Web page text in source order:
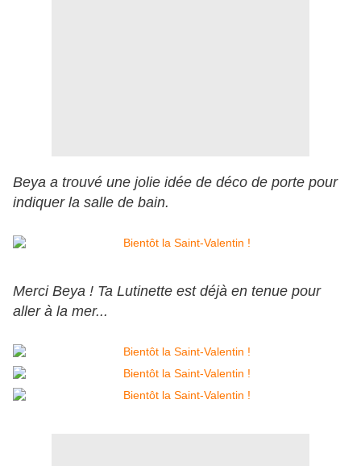
Beya a trouvé une jolie idée de déco de porte pour
indiquer la salle de bain.
Merci Beya ! Ta Lutinette est déjà en tenue pour
aller à la mer...